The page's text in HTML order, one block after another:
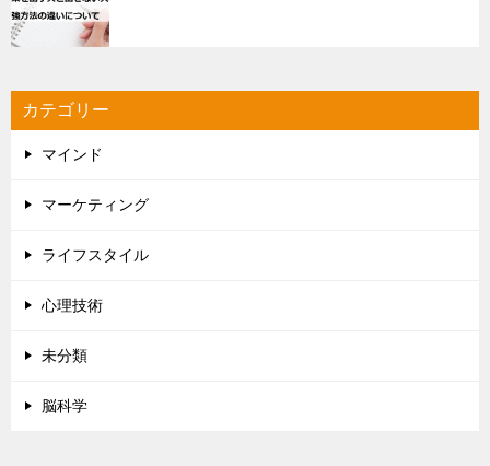
カテゴリー
マインド
マーケティング
ライフスタイル
心理技術
未分類
脳科学